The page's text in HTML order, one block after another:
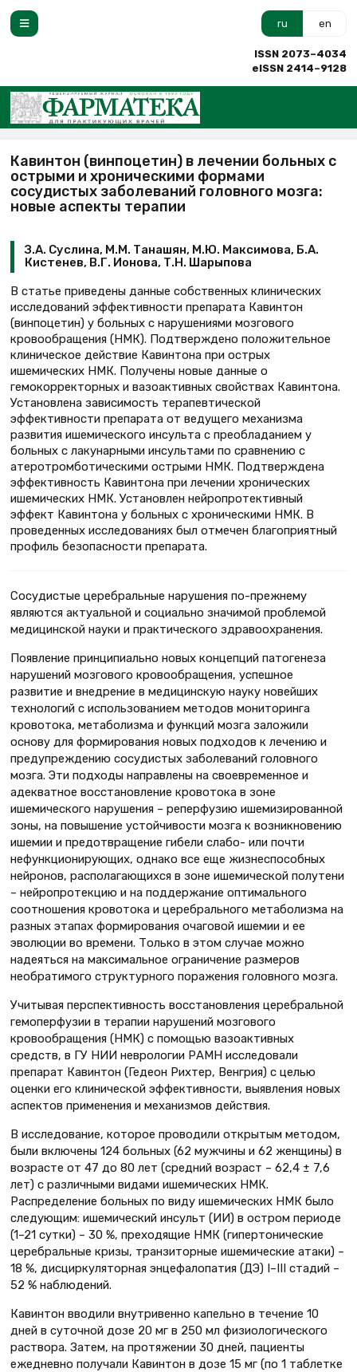
ru en
ISSN 2073–4034
eISSN 2414–9128
Кавинтон (винпоцетин) в лечении больных с
острыми и хроническими формами
сосудистых заболеваний головного мозга:
новые аспекты терапии
З.А. Суслина, М.М. Танашян, М.Ю. Максимова, Б.А.
Кистенев, В.Г. Ионова, Т.Н. Шарыпова
В статье приведены данные собственных клинических
исследований эффективности препарата Кавинтон
(винпоцетин) у больных с нарушениями мозгового
кровообращения (НМК). Подтверждено положительное
клиническое действие Кавинтона при острых
ишемических НМК. Получены новые данные о
гемокорректорных и вазоактивных свойствах Кавинтона.
Установлена зависимость терапевтической
эффективности препарата от ведущего механизма
развития ишемического инсульта с преобладанием у
больных с лакунарными инсультами по сравнению с
атеротромботическими острыми НМК. Подтверждена
эффективность Кавинтона при лечении хронических
ишемических НМК. Установлен нейропротективный
эффект Кавинтона у больных с хроническими НМК. В
проведенных исследованиях был отмечен благоприятный
профиль безопасности препарата.
Сосудистые церебральные нарушения по-прежнему
являются актуальной и социально значимой проблемой
медицинской науки и практического здравоохранения.
Появление принципиально новых концепций патогенеза
нарушений мозгового кровообращения, успешное
развитие и внедрение в медицинскую науку новейших
технологий с использованием методов мониторинга
кровотока, метаболизма и функций мозга заложили
основу для формирования новых подходов к лечению и
предупреждению сосудистых заболеваний головного
мозга. Эти подходы направлены на своевременное и
адекватное восстановление кровотока в зоне
ишемического нарушения – реперфузию ишемизированной
зоны, на повышение устойчивости мозга к возникновению
ишемии и предотвращение гибели слабо- или почти
нефункционирующих, однако все еще жизнеспособных
нейронов, располагающихся в зоне ишемической полутени
– нейропротекцию и на поддержание оптимального
соотношения кровотока и церебрального метаболизма на
разных этапах формирования очаговой ишемии и ее
эволюции во времени. Только в этом случае можно
надеяться на максимальное ограничение размеров
необратимого структурного поражения головного мозга.
Учитывая перспективность восстановления церебральной
гемоперфузии в терапии нарушений мозгового
кровообращения (НМК) с помощью вазоактивных
средств, в ГУ НИИ неврологии РАМН исследовали
препарат Кавинтон (Гедеон Рихтер, Венгрия) с целью
оценки его клинической эффективности, выявления новых
аспектов применения и механизмов действия.
В исследование, которое проводили открытым методом,
были включены 124 больных (62 мужчины и 62 женщины) в
возрасте от 47 до 80 лет (средний возраст – 62,4 ± 7,6
лет) с различными видами ишемических НМК.
Распределение больных по виду ишемических НМК было
следующим: ишемический инсульт (ИИ) в остром периоде
(1–21 сутки) – 30 %, преходящие НМК (гипертонические
церебральные кризы, транзиторные ишемические атаки) –
18 %, дисциркуляторная энцефалопатия (ДЭ) I–III стадий –
52 % наблюдений.
Кавинтон вводили внутривенно капельно в течение 10
дней в суточной дозе 20 мг в 250 мл физиологического
раствора. Затем, на протяжении 30 дней, пациенты
ежедневно получали Кавинтон в дозе 15 мг (по 1 таблетке